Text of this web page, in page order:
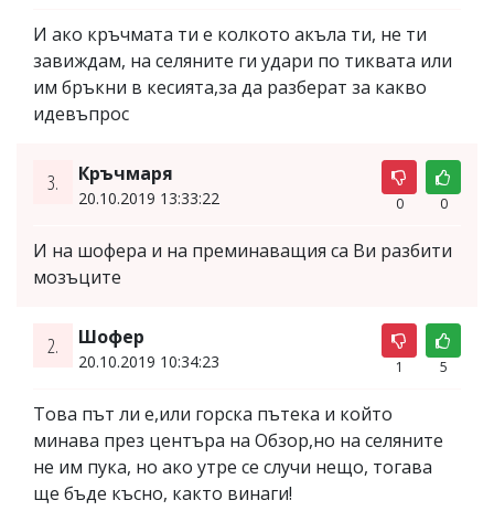
И ако кръчмата ти е колкото акъла ти, не ти
завиждам, на селяните ги удари по тиквата или
им бръкни в кесията,за да разберат за какво
идевъпрос
3. Кръчмаря
20.10.2019 13:33:22 0 0
И на шофера и на преминаващия са Ви разбити
мозъците
2. Шофер
20.10.2019 10:34:23 1 5
Това път ли е,или горска пътека и който
минава през центъра на Обзор,но на селяните
не им пука, но ако утре се случи нещо, тогава
ще бъде късно, както винаги!